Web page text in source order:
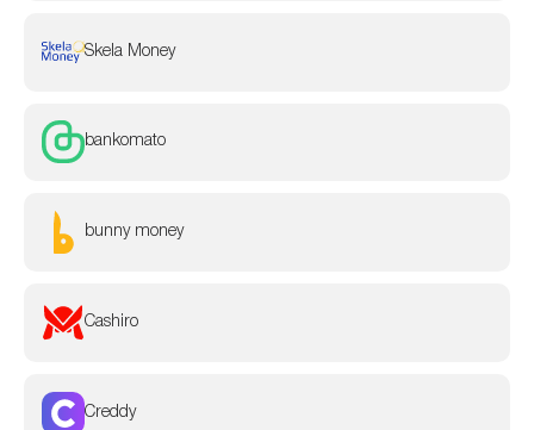
Skela Money
bankomato
bunny money
Cashiro
Creddy